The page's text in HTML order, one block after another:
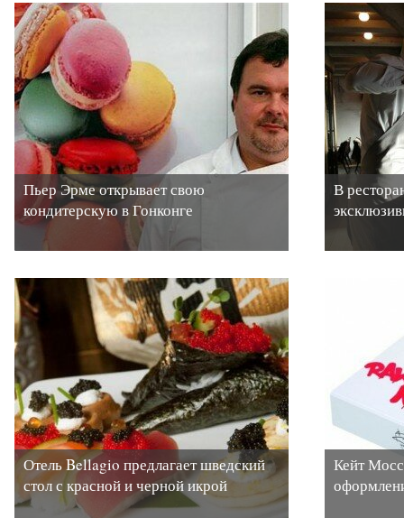
Пьер Эрме открывает свою
кондитерскую в Гонконге
В
Отель Bellagio предлагает шведский
стол с красной и черной икрой
Кейт